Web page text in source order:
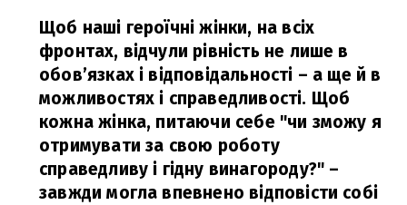
Щоб наші героїчні жінки, на всіх
фронтах, відчули рівність не лише в
обов’язках і відповідальності – а ще й в
можливостях і справедливості. Щоб
кожна жінка, питаючи себе "чи зможу я
отримувати за свою роботу
справедливу і гідну винагороду?" –
завжди могла впевнено відповісти собі